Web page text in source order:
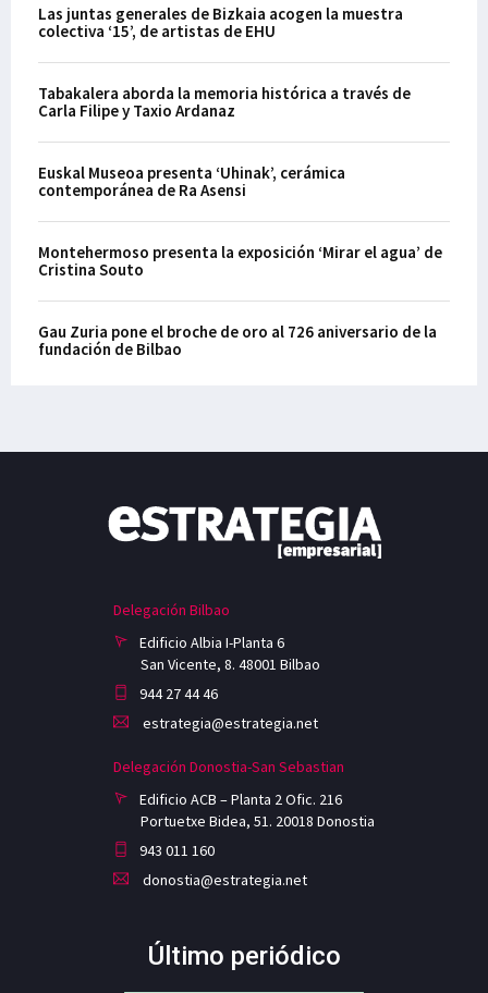
Las juntas generales de Bizkaia acogen la muestra
colectiva ‘15’, de artistas de EHU
Tabakalera aborda la memoria histórica a través de
Carla Filipe y Taxio Ardanaz
Euskal Museoa presenta ‘Uhinak’, cerámica
contemporánea de Ra Asensi
Montehermoso presenta la exposición ‘Mirar el agua’ de
Cristina Souto
Gau Zuria pone el broche de oro al 726 aniversario de la
fundación de Bilbao
Delegación Bilbao
Edificio Albia I-Planta 6
San Vicente, 8. 48001 Bilbao
944 27 44 46
estrategia@estrategia.net
Delegación Donostia-San Sebastian
Edificio ACB – Planta 2 Ofic. 216
Portuetxe Bidea, 51. 20018 Donostia
943 011 160
donostia@estrategia.net
Último periódico